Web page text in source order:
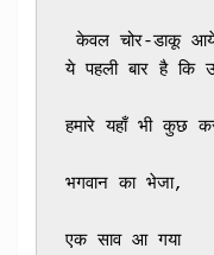
केवल चोर-डाकू
ये पहली बार है कि
हमारे यहाँ भी कुछ
भगवान का भेजा,
एक साव आ गया